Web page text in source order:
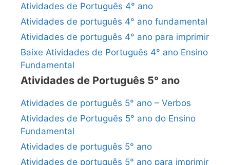
Atividades de Português 4° ano
Atividades de português 4° ano fundamental
Atividades de português 4° ano para imprimir
Baixe Atividades de Português 4° ano Ensino
Fundamental
Atividades de Português 5° ano
Atividades de português 5° ano – Verbos
Atividades de Português 5° ano do Ensino
Fundamental
Atividades de português 5° ano
Atividades de português 5° ano para imprimir